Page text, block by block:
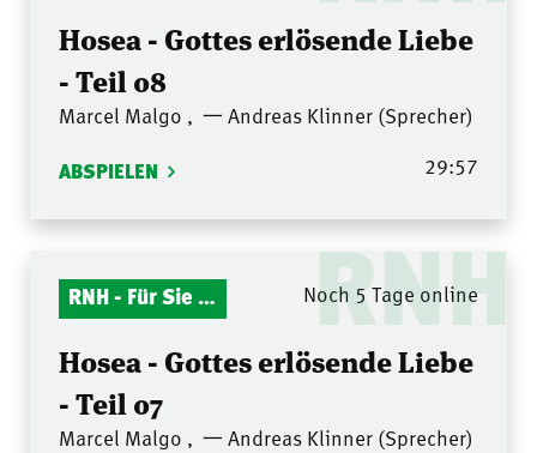
Hosea - Gottes erlösende Liebe
- Teil 08
Marcel Malgo , 一 Andreas Klinner (Sprecher)
ABSPIELEN 29:57
RNH
RNH - Für Sie gelesen Noch 5 Tage online
Hosea - Gottes erlösende Liebe
- Teil 07
Marcel Malgo , 一 Andreas Klinner (Sprecher)